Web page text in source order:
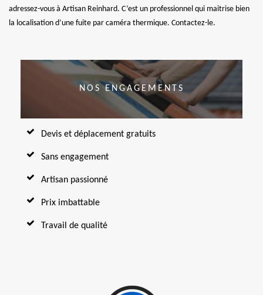
adressez-vous à Artisan Reinhard. C’est un professionnel qui maitrise bien
la localisation d’une fuite par caméra thermique. Contactez-le.
NOS ENGAGEMENTS
Devis et déplacement gratuits
Sans engagement
Artisan passionné
Prix imbattable
Travail de qualité